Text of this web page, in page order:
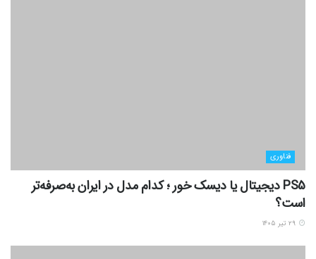
فناوری
PS5 دیجیتال یا دیسک خور ؛ کدام مدل در ایران به‌صرفه‌تر
است؟